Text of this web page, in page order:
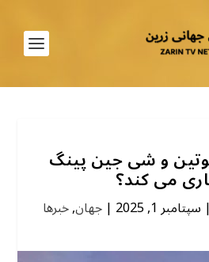
و شی جین پینگ
می کند؟
| سپتامبر 1, 2025 |جهان,خبرها